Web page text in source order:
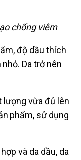
chống viêm
độ dầu thích
nhỏ. Da trở nên
lượng vừa đủ lên
phẩm, sử dụng
và da dầu, da